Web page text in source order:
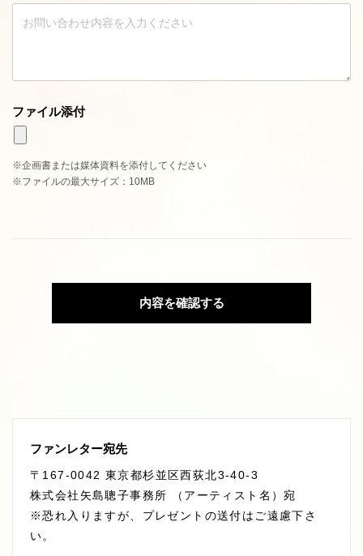
ファイル添付
企画書または媒体資料を添付してください
ファイルの最大サイズ：10MB
内容を確認する
ファンレター宛先
〒167-0042 東京都杉並区西荻北3-40-3
株式会社矢島聰子事務所 （アーティスト名）宛
※恐れ入りますが、プレゼントの送付はご遠慮下さ
い。